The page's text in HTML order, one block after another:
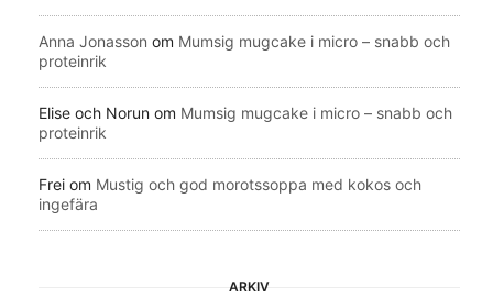
Anna Jonasson om Mumsig mugcake i micro – snabb och
proteinrik
Elise och Norun om Mumsig mugcake i micro – snabb och
proteinrik
Frei om Mustig och god morotssoppa med kokos och
ingefära
ARKIV